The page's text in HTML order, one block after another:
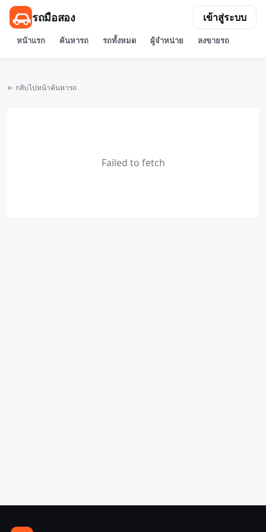
รถมือสอง
หน้าแรก ค้นหารถ รถทั้งหมด ผู้จำหน่าย ลงขายรถ
เข้าสู่ระบบ
← กลับไปหน้าค้นหารถ
Failed to fetch